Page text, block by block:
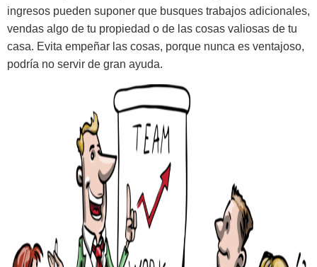
ingresos pueden suponer que busques trabajos adicionales,
vendas algo de tu propiedad o de las cosas valiosas de tu
casa. Evita empeñar las cosas, porque nunca es ventajoso,
podría no servir de gran ayuda.